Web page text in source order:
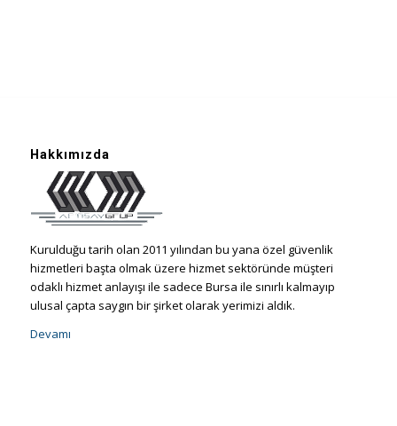
Hakkımızda
Kurulduğu tarih olan 2011 yılından bu yana özel güvenlik
hizmetleri başta olmak üzere hizmet sektöründe müşteri
odaklı hizmet anlayışı ile sadece Bursa ile sınırlı kalmayıp
ulusal çapta saygın bir şirket olarak yerimizi aldık.
Devamı